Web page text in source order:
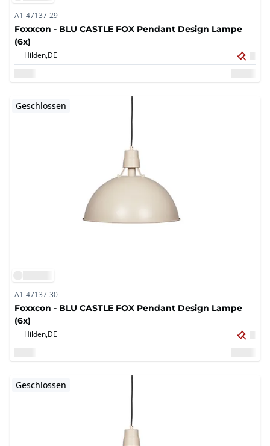
A1-47137-29
Foxxcon - BLU CASTLE FOX Pendant Design Lampe
(6x)
Hilden,DE
Geschlossen
A1-47137-30
Foxxcon - BLU CASTLE FOX Pendant Design Lampe
(6x)
Hilden,DE
Geschlossen